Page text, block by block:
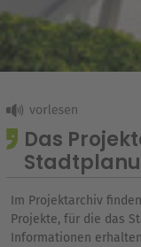
Das
Im Projektarchiv
Projekte, für die das
Informationen